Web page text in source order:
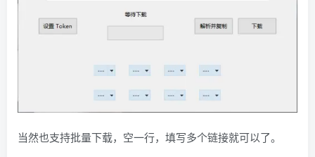
当然也支持批量下载，空一行，填写多个链接就可以了。